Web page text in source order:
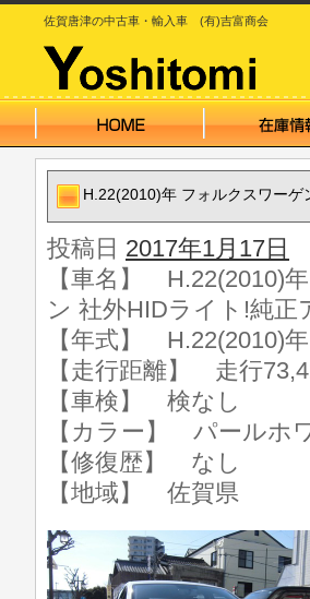
佐賀唐津の中古車・輸入車 (有)吉富商会
H.22(2010)年 フォルクスワー
投稿日 2017年1月17日
【車名】 H.22(2010)
ン 社外HIDライト!純正
【年式】 H.22(2010)年
【走行距離】 走行
【車検】 検なし
【カラー】 パールホ
【修復歴】 なし
【地域】 佐賀県